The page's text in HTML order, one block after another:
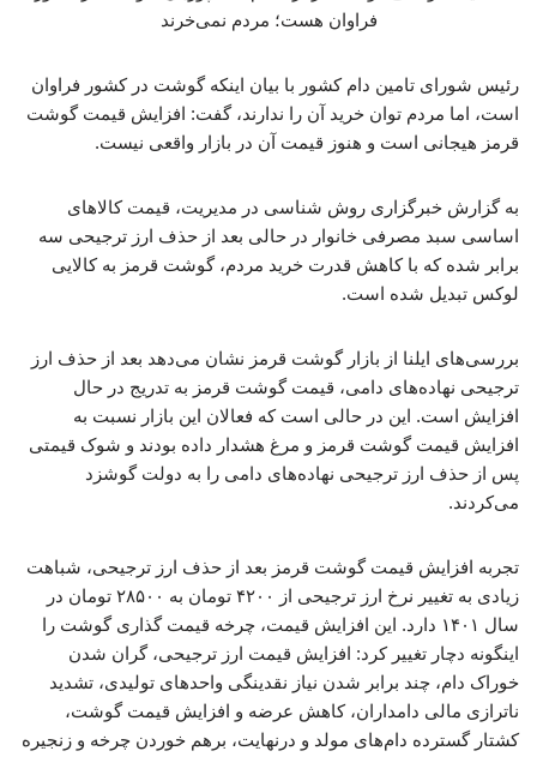
رئیس شورای تامین دام کشور با بیان اینکه گوشت در کشور فراوان
است، اما مردم توان خرید آن را ندارند، گفت: افزایش قیمت گوشت
قرمز هیجانی است و هنوز قیمت آن در بازار واقعی نیست.
به گزارش خبرگزاری روش شناسی در مدیریت، قیمت کالاهای
اساسی سبد مصرفی خانوار در حالی بعد از حذف ارز ترجیحی سه
برابر شده که با کاهش قدرت خرید مردم، گوشت قرمز به کالایی
لوکس تبدیل شده است.
بررسی‌های ایلنا از بازار گوشت قرمز نشان می‌دهد بعد از حذف ارز
ترجیحی نهاده‌های دامی، قیمت گوشت قرمز به تدریج در حال
افزایش است. این در حالی است که فعالان این بازار نسبت به
افزایش قیمت گوشت قرمز و مرغ هشدار داده بودند و شوک قیمتی
پس از حذف ارز ترجیحی نهاده‌های دامی را به دولت گوشزد
می‌کردند.
تجربه افزایش قیمت گوشت قرمز بعد از حذف ارز ترجیحی، شباهت
زیادی به تغییر نرخ ارز ترجیحی از ۴۲۰۰ تومان به ۲۸۵۰۰ تومان در
سال ۱۴۰۱ دارد. این افزایش قیمت، چرخه قیمت گذاری گوشت را
اینگونه دچار تغییر کرد: افزایش قیمت ارز ترجیحی، گران شدن
خوراک دام، چند برابر شدن نیاز نقدینگی واحدهای تولیدی، تشدید
ناترازی مالی دامداران، کاهش عرضه و افزایش قیمت گوشت،
کشتار گسترده دام‌های مولد و درنهایت، برهم خوردن چرخه و زنجیره